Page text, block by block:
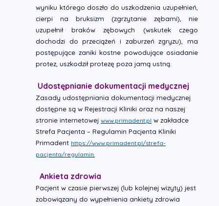
wyniku którego doszło do uszkodzenia uzupełnień,
cierpi na bruksizm (zgrzytanie zębami), nie
uzupełnił braków zębowych (wskutek czego
dochodzi do przeciążeń i zaburzeń zgryzu), ma
postępujące zaniki kostne powodujące osiadanie
protez, uszkodził protezę poza jamą ustną.
Udostępnianie dokumentacji medycznej
Zasady udostępniania dokumentacji medycznej
dostępne są w Rejestracji Kliniki oraz na naszej
stronie internetowej www.primadent.pl w zakładce
Strefa Pacjenta – Regulamin Pacjenta Kliniki
Primadent https://www.primadent.pl/strefa-
pacjenta/regulamin.
Ankieta zdrowia
Pacjent w czasie pierwszej (lub kolejnej wizyty) jest
zobowiązany do wypełnienia ankiety zdrowia